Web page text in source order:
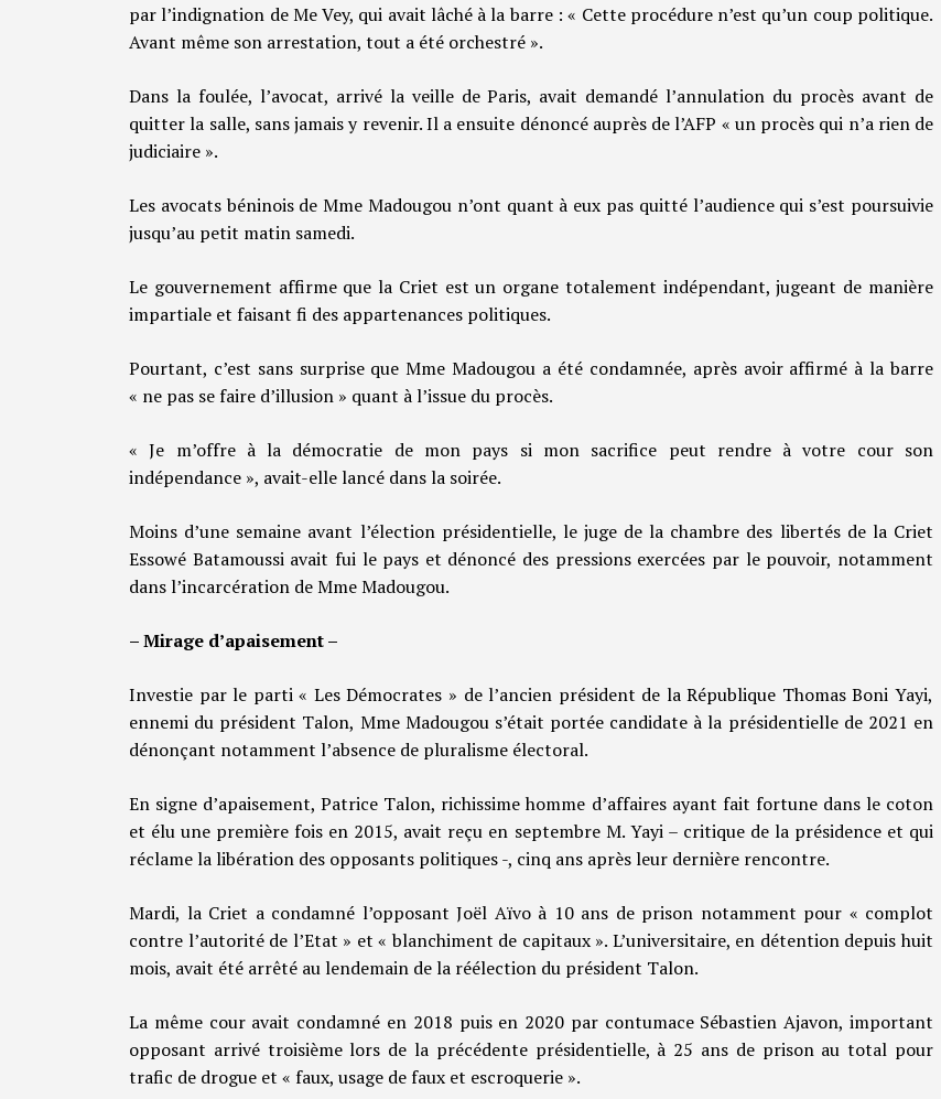
par l’indignation de Me Vey, qui avait lâché à la barre : « Cette procédure n’est qu’un coup politique.
Avant même son arrestation, tout a été orchestré ».
Dans la foulée, l’avocat, arrivé la veille de Paris, avait demandé l’annulation du procès avant de
quitter la salle, sans jamais y revenir. Il a ensuite dénoncé auprès de l’AFP « un procès qui n’a rien de
judiciaire ».
Les avocats béninois de Mme Madougou n’ont quant à eux pas quitté l’audience qui s’est poursuivie
jusqu’au petit matin samedi.
Le gouvernement affirme que la Criet est un organe totalement indépendant, jugeant de manière
impartiale et faisant fi des appartenances politiques.
Pourtant, c’est sans surprise que Mme Madougou a été condamnée, après avoir affirmé à la barre
« ne pas se faire d’illusion » quant à l’issue du procès.
« Je m’offre à la démocratie de mon pays si mon sacrifice peut rendre à votre cour son
indépendance », avait-elle lancé dans la soirée.
Moins d’une semaine avant l’élection présidentielle, le juge de la chambre des libertés de la Criet
Essowé Batamoussi avait fui le pays et dénoncé des pressions exercées par le pouvoir, notamment
dans l’incarcération de Mme Madougou.
– Mirage d’apaisement –
Investie par le parti « Les Démocrates » de l’ancien président de la République Thomas Boni Yayi,
ennemi du président Talon, Mme Madougou s’était portée candidate à la présidentielle de 2021 en
dénonçant notamment l’absence de pluralisme électoral.
En signe d’apaisement, Patrice Talon, richissime homme d’affaires ayant fait fortune dans le coton
et élu une première fois en 2015, avait reçu en septembre M. Yayi – critique de la présidence et qui
réclame la libération des opposants politiques -, cinq ans après leur dernière rencontre.
Mardi, la Criet a condamné l’opposant Joël Aïvo à 10 ans de prison notamment pour « complot
contre l’autorité de l’Etat » et « blanchiment de capitaux ». L’universitaire, en détention depuis huit
mois, avait été arrêté au lendemain de la réélection du président Talon.
La même cour avait condamné en 2018 puis en 2020 par contumace Sébastien Ajavon, important
opposant arrivé troisième lors de la précédente présidentielle, à 25 ans de prison au total pour
trafic de drogue et « faux, usage de faux et escroquerie ».